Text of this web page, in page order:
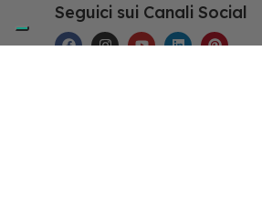
Seguici sui Canali Social